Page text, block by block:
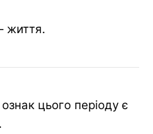
життя.
цього періоду є